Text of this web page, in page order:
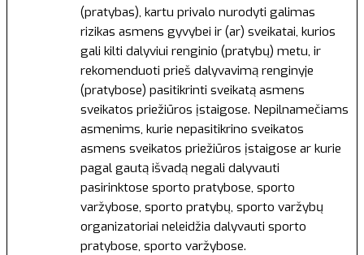
(pratybas), kartu privalo nurodyti galimas
rizikas asmens gyvybei ir (ar) sveikatai, kurios
gali kilti dalyviui renginio (pratybų) metu, ir
rekomenduoti prieš dalyvavimą renginyje
(pratybose) pasitikrinti sveikatą asmens
sveikatos priežiūros įstaigose. Nepilnamečiams
asmenims, kurie nepasitikrino sveikatos
asmens sveikatos priežiūros įstaigose ar kurie
pagal gautą išvadą negali dalyvauti
pasirinktose sporto pratybose, sporto
varžybose, sporto pratybų, sporto varžybų
organizatoriai neleidžia dalyvauti sporto
pratybose, sporto varžybose.